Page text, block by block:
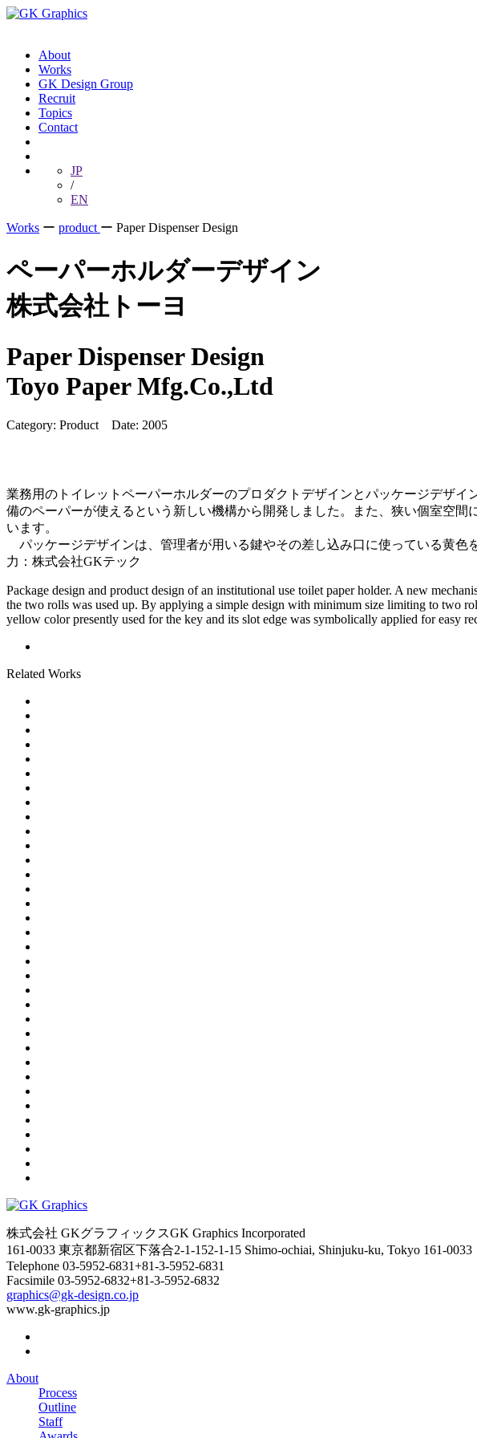
About
Works
GK Design Group
Recruit
Topics
Contact
JP
/
EN
Works ー product ー Paper Dispenser Design
ペーパーホルダーデザイン
株式会社トーヨ
Paper Dispenser Design
Toyo Paper Mfg.Co.,Ltd
Category: Product Date: 2005
業務用のトイレットペーパーホルダーのプロダクトデザインとパッケージデザ
備のペーパーが使えるという新しい機構から開発しました。また、狭い個室空
います。
パッケージデザインは、管理者が用いる鍵やその差し込み口に使っている黄
力：株式会社GKテック
Package design and product design of an institutional use toilet paper holder. A new
the two rolls was used up. By applying a simple design with minimum size limiting to two
yellow color presently used for the key and its slot edge was symbolically applied for easy
Related Works
株式会社 GKグラフィックスGK Graphics Incorporated
161-0033 東京都新宿区下落合2-1-152-1-15 Shimo-ochiai, Shinjuku-ku, Tokyo 161-0033
Telephone 03-5952-6831+81-3-5952-6831
Facsimile 03-5952-6832+81-3-5952-6832
graphics@gk-design.co.jp
www.gk-graphics.jp
About
Process
Outline
Staff